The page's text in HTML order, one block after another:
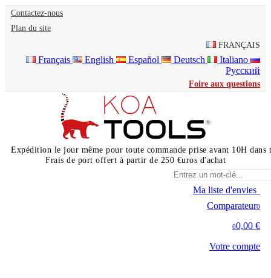
Contactez-nous
Plan du site
FRANÇAIS
Français English Español Deutsch
Italiano
Русский
Foire aux questions
Expédition le jour même pour toute commande prise avant 10H dans
Frais de port offert à partir de 250 €uros d'achat
Ma liste d'envies
Comparateur0
00,00 €
Votre compte